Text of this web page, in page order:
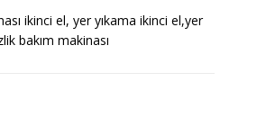
ikinci el, yer yıkama ikinci el,​yer
bakım makinası